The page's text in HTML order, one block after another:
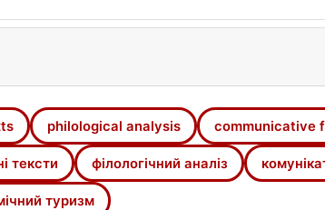
подати основні поняття і явища,
чергу, несе функцію опосередкованого
туризму. Апелятивна функція
візуалізувати туристичні образи,
не має змоги подорожувати, на
лаконічність, що є проявом функції
philological analysis communicative
тексти філологічний аналіз
туризм